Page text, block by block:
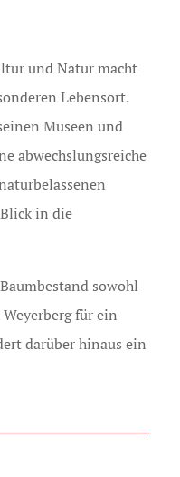
und Natur macht
Lebensort.
Museen und
abwechslungsreiche
in die
sowohl
für ein
darüber hinaus ein